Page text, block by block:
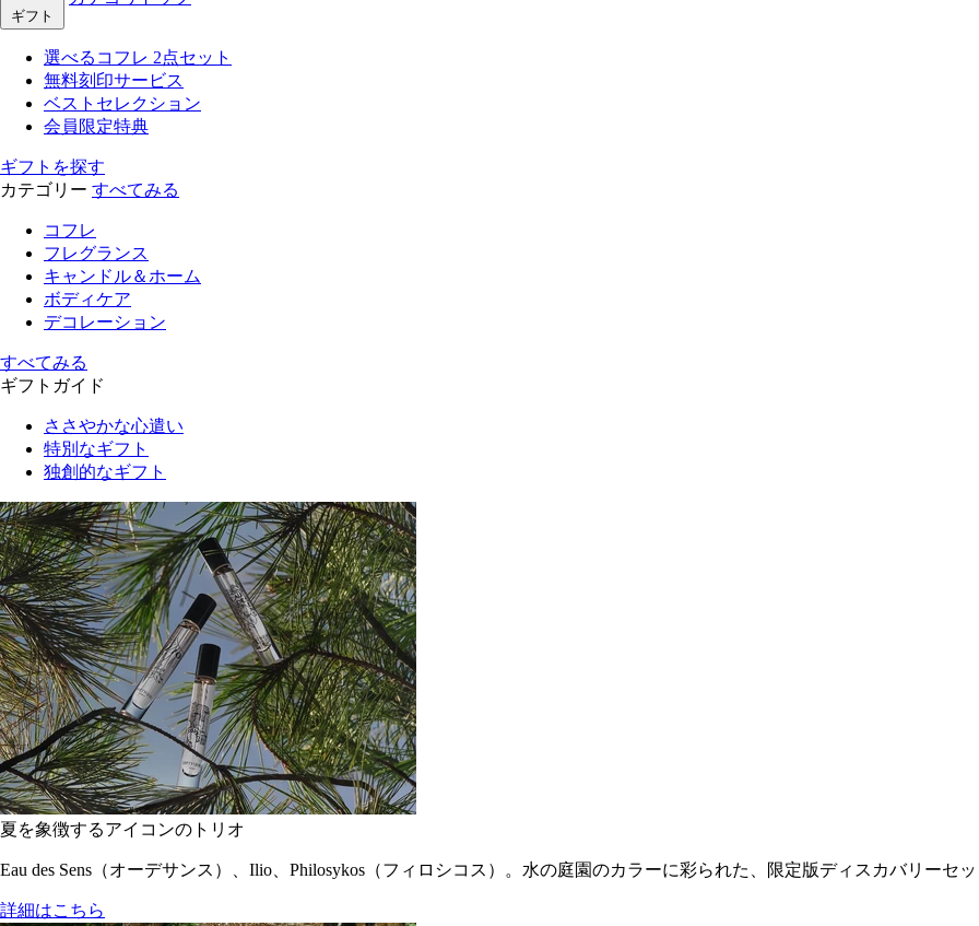
ギフト
選べるコフレ 2点セット
無料刻印サービス
ベストセレクション
会員限定特典
ギフトを探す
カテゴリー すべてみる
コフレ
フレグランス
キャンドル＆ホーム
ボディケア
デコレーション
すべてみる
ギフトガイド
ささやかな心遣い
特別なギフト
独創的なギフト
夏を象徴するアイコンのトリオ
Eau des Sens（オーデサンス）、Ilio、Philosykos（フィロシコス）。水の庭園のカラーに彩られた、限定版ディスカバリーセ
詳細はこちら